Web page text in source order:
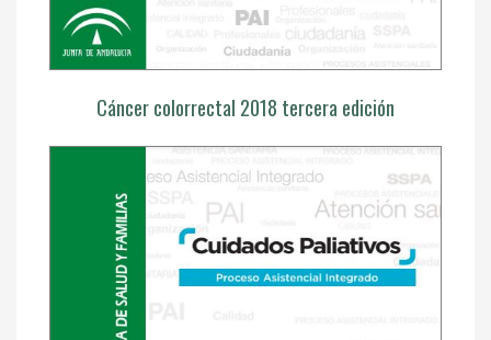
Cáncer colorrectal 2018 tercera edición